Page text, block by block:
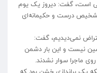
است، گفت: دیروز یک یوم
تشخیص درست و حکیمانه‌ای
نمی‌دیدیم، گفت:
نیست و این بار دشمن
ماجرا سوار نشدند.